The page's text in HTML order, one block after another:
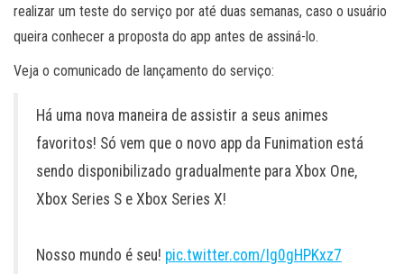
realizar um teste do serviço por até duas semanas, caso o usuário
queira conhecer a proposta do app antes de assiná-lo.
Veja o comunicado de lançamento do serviço:
Há uma nova maneira de assistir a seus animes
favoritos! Só vem que o novo app da Funimation está
sendo disponibilizado gradualmente para Xbox One,
Xbox Series S e Xbox Series X!
Nosso mundo é seu! pic.twitter.com/Ig0gHPKxz7